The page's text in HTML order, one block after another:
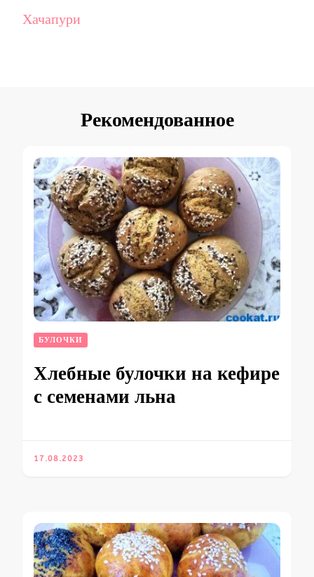
Хачапури
Рекомендованное
БУЛОЧКИ
Хлебные булочки на кефире
с семенами льна
17.08.2023